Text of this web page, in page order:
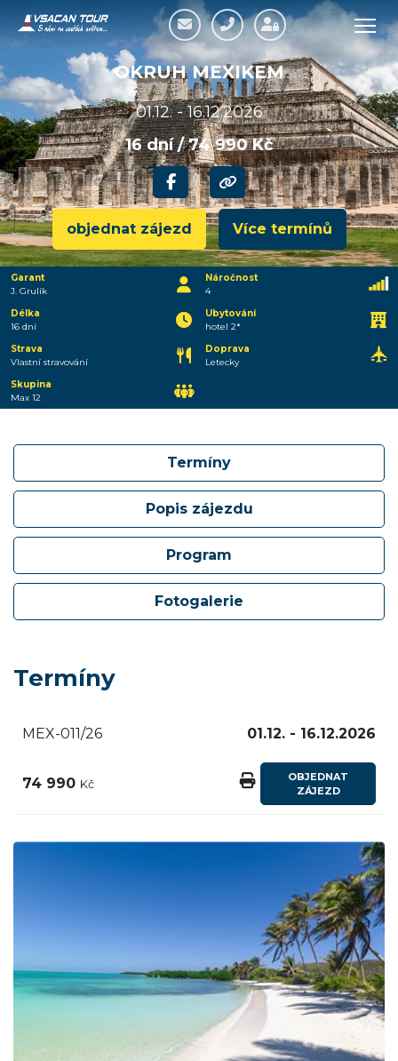
OKRUH MEXIKEM
01.12. - 16.12.2026
16 dní / 74 990 Kč
objednat zájezd Více termínů
Garant
J. Grulík
Náročnost
4
Délka
16 dní
Ubytování
hotel 2*
Strava
Vlastní stravování
Doprava
Letecky
Skupina
Max 12
Termíny
Popis zájezdu
Program
Fotogalerie
Termíny
MEX-011/26 01.12. - 16.12.2026
74 990 Kč
OBJEDNAT
ZÁJEZD